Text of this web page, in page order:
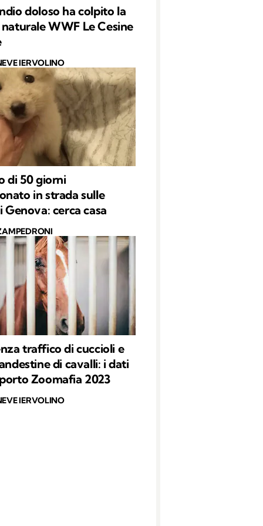
doloso ha colpito la
WWF Le Cesine
IERVOLINO
di 50 giorni
in strada sulle
Genova: cerca casa
traffico di cuccioli e
di cavalli: i dati
Zoomafia 2023
IERVOLINO